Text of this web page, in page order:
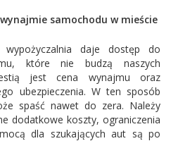
samochodu w mieście
wypożyczalnia daje dostęp do
które nie budzą naszych
jest cena wynajmu oraz
ubezpieczenia. W ten sposób
spaść nawet do zera. Należy
dodatkowe koszty, ograniczenia
dla szukających aut są po